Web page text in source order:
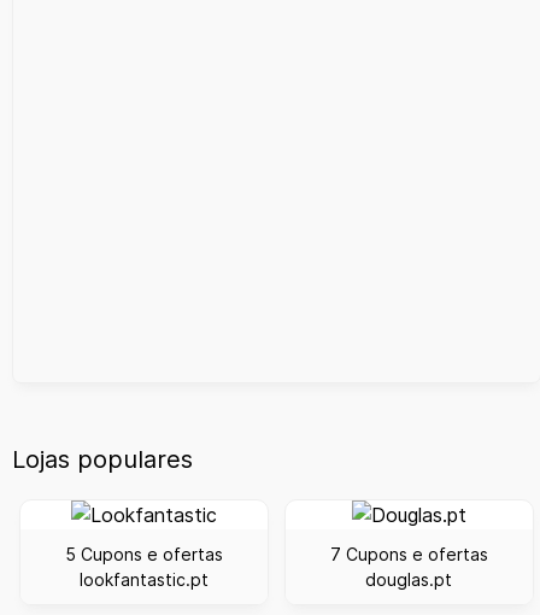
Lojas populares
5 Cupons e ofertas
lookfantastic.pt
7 Cupons e ofertas
douglas.pt